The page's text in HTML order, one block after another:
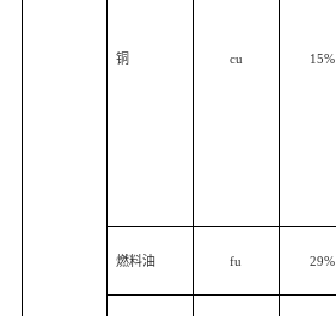
铜 cu 15%
燃料油 fu 29%